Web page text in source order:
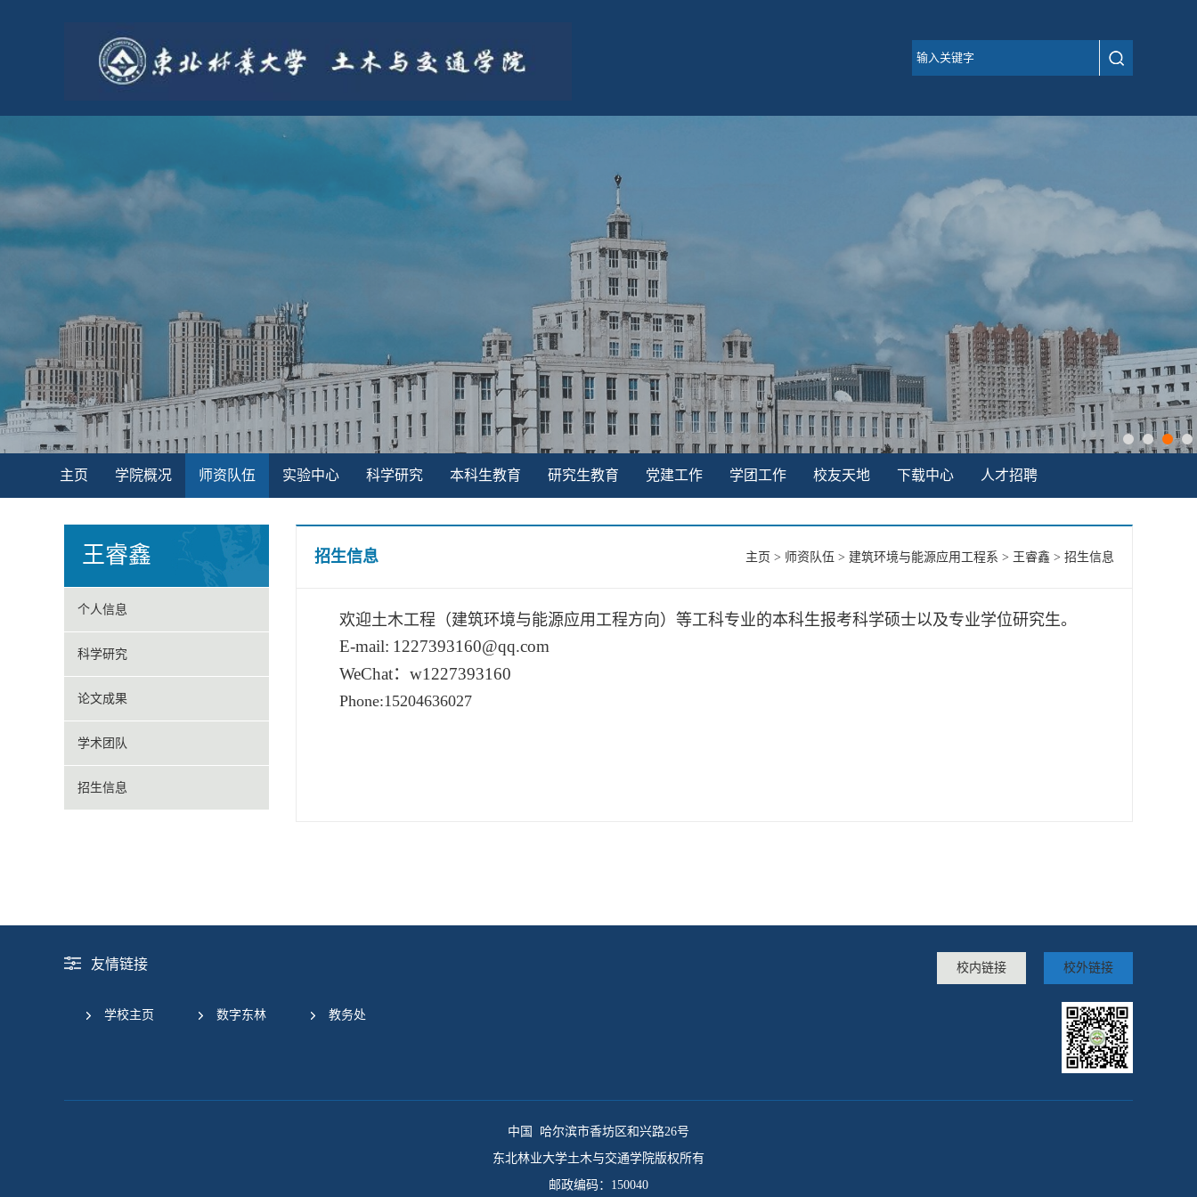
主页 学院概况 师资队伍 实验中心 科学研究 本科生教育 研究生教育 党建工作 学团工作 校友天地 下载中心 人才招聘
王睿鑫
个人信息
科学研究
论文成果
学术团队
招生信息
招生信息 主页 > 师资队伍 > 建筑环境与能源应用工程系 > 王睿鑫 > 招生信息
欢迎土木工程（建筑环境与能源应用工程方向）等工科专业的本科生报考科学硕士以及专业学位研究生。
E-mail: 1227393160@qq.com
WeChat：w1227393160
Phone:15204636027
友情链接 校外链接
校内链接
学校主页 数字东林 教务处
中国 哈尔滨市香坊区和兴路26号
东北林业大学土木与交通学院版权所有
邮政编码：150040